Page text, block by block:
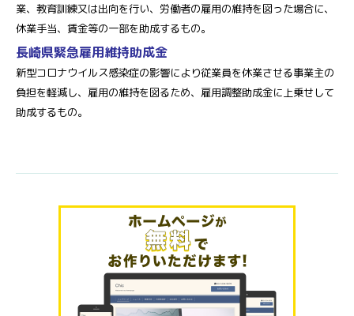
業、教育訓練又は出向を行い、労働者の雇用の維持を図った場合に、
休業手当、賃金等の一部を助成するもの。
長崎県緊急雇用維持助成金
新型コロナウイルス感染症の影響により従業員を休業させる事業主の
負担を軽減し、雇用の維持を図るため、雇用調整助成金に上乗せして
助成するもの。